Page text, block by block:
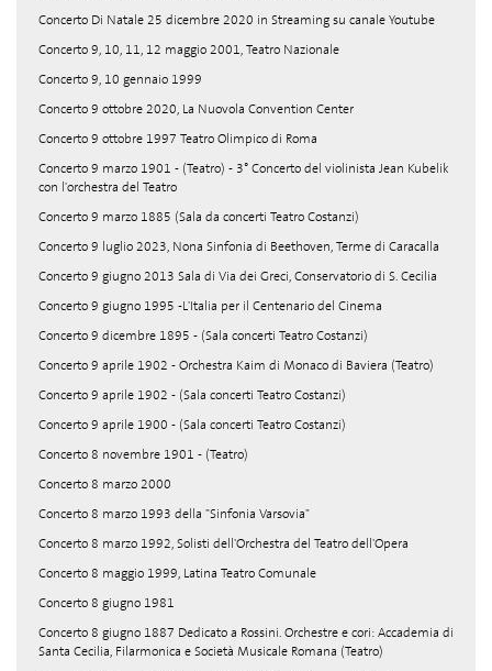
Concerto Di Natale 25 dicembre 2020 in Streaming su canale Youtube
Concerto 9, 10, 11, 12 maggio 2001, Teatro Nazionale
Concerto 9, 10 gennaio 1999
Concerto 9 ottobre 2020, La Nuovola Convention Center
Concerto 9 ottobre 1997 Teatro Olimpico di Roma
Concerto 9 marzo 1901 - (Teatro) - 3° Concerto del violinista Jean Kubelik
con l'orchestra del Teatro
Concerto 9 marzo 1885 (Sala da concerti Teatro Costanzi)
Concerto 9 luglio 2023, Nona Sinfonia di Beethoven, Terme di Caracalla
Concerto 9 giugno 2013 Sala di Via dei Greci, Conservatorio di S. Cecilia
Concerto 9 giugno 1995 -L'Italia per il Centenario del Cinema
Concerto 9 dicembre 1895 - (Sala concerti Teatro Costanzi)
Concerto 9 aprile 1902 - Orchestra Kaim di Monaco di Baviera (Teatro)
Concerto 9 aprile 1902 - (Sala concerti Teatro Costanzi)
Concerto 9 aprile 1900 - (Sala concerti Teatro Costanzi)
Concerto 8 novembre 1901 - (Teatro)
Concerto 8 marzo 2000
Concerto 8 marzo 1993 della "Sinfonia Varsovia"
Concerto 8 marzo 1992, Solisti dell'Orchestra del Teatro dell'Opera
Concerto 8 maggio 1999, Latina Teatro Comunale
Concerto 8 giugno 1981
Concerto 8 giugno 1887 Dedicato a Rossini. Orchestre e cori: Accademia di
Santa Cecilia, Filarmonica e Società Musicale Romana (Teatro)